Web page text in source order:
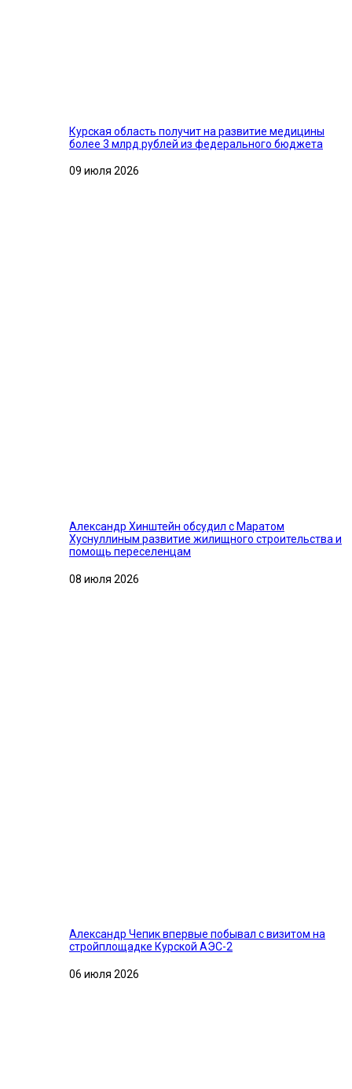
Курская область получит на развитие медицины
более 3 млрд рублей из федерального бюджета
09 июля 2026
Александр Хинштейн обсудил с Маратом
Хуснуллиным развитие жилищного строительства и
помощь переселенцам
08 июля 2026
Александр Чепик впервые побывал с визитом на
стройплощадке Курской АЭС-2
06 июля 2026